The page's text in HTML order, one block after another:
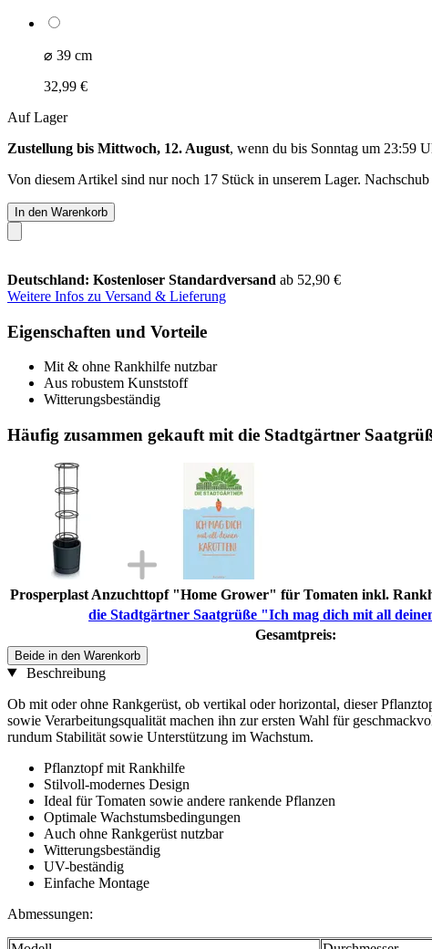
⌀ 39 cm
32,99 €
Auf Lager
Zustellung bis Mittwoch, 12. August, wenn du bis Sonntag um 23:59
Von diesem Artikel sind nur noch 17 Stück in unserem Lager.
In den Warenkorb
Deutschland: Kostenloser Standardversand ab 52,90 €
Weitere Infos zu Versand & Lieferung
Eigenschaften und Vorteile
Mit & ohne Rankhilfe nutzbar
Aus robustem Kunststoff
Witterungsbeständig
Häufig zusammen gekauft mit die Stadtgärtner
Prosperplast Anzuchttopf "Home Grower" für Tomaten inkl.
die Stadtgärtner Saatgrüße "Ich mag dich mit all
Gesamtpreis:
Beide in den Warenkorb
Beschreibung
Ob mit oder ohne Rankgerüst, ob vertikal oder horizontal, dieser
sowie Verarbeitungsqualität machen ihn zur ersten Wahl für
rundum Stabilität sowie Unterstützung im Wachstum.
Pflanztopf mit Rankhilfe
Stilvoll-modernes Design
Ideal für Tomaten sowie andere rankende Pflanzen
Optimale Wachstumsbedingungen
Auch ohne Rankgerüst nutzbar
Witterungsbeständig
UV-beständig
Einfache Montage
Abmessungen: